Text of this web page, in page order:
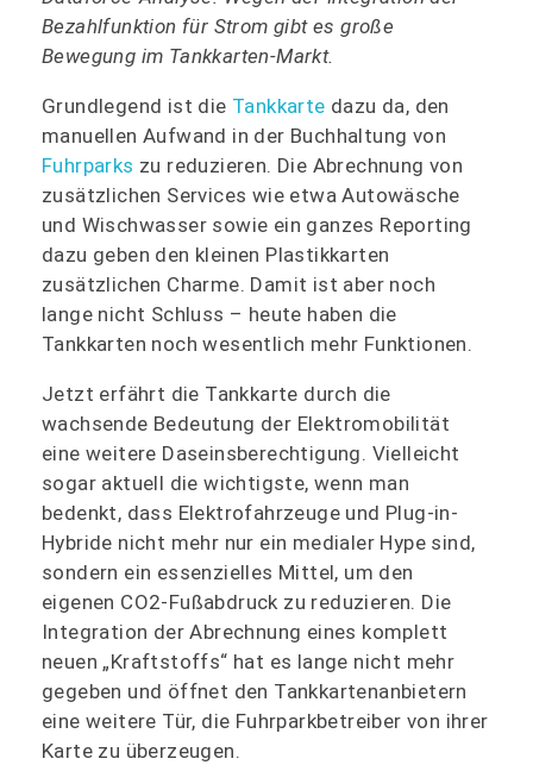
Bezahlfunktion für Strom gibt es große
Bewegung im Tankkarten-Markt.
Grundlegend ist die Tankkarte dazu da, den
manuellen Aufwand in der Buchhaltung von
Fuhrparks zu reduzieren. Die Abrechnung von
zusätzlichen Services wie etwa Autowäsche
und Wischwasser sowie ein ganzes Reporting
dazu geben den kleinen Plastikkarten
zusätzlichen Charme. Damit ist aber noch
lange nicht Schluss – heute haben die
Tankkarten noch wesentlich mehr Funktionen.
Jetzt erfährt die Tankkarte durch die
wachsende Bedeutung der Elektromobilität
eine weitere Daseinsberechtigung. Vielleicht
sogar aktuell die wichtigste, wenn man
bedenkt, dass Elektrofahrzeuge und Plug-in-
Hybride nicht mehr nur ein medialer Hype sind,
sondern ein essenzielles Mittel, um den
eigenen CO2-Fußabdruck zu reduzieren. Die
Integration der Abrechnung eines komplett
neuen „Kraftstoffs“ hat es lange nicht mehr
gegeben und öffnet den Tankkartenanbietern
eine weitere Tür, die Fuhrparkbetreiber von ihrer
Karte zu überzeugen.